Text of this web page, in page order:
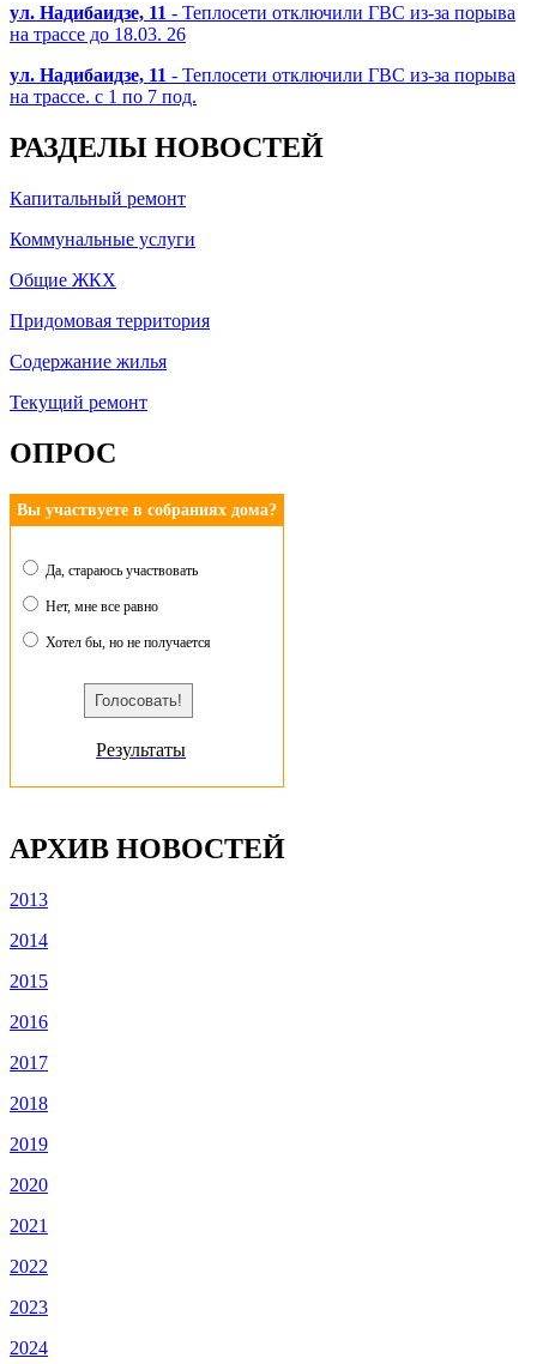
ул. Надибаидзе, 11 - Теплосети отключили ГВС из-за порыва
на трассе до 18.03. 26
ул. Надибаидзе, 11 - Теплосети отключили ГВС из-за порыва
на трассе. с 1 по 7 под.
РАЗДЕЛЫ НОВОСТЕЙ
Капитальный ремонт
Коммунальные услуги
Общие ЖКХ
Придомовая территория
Содержание жилья
Текущий ремонт
ОПРОС
Вы участвуете в собраниях дома?
Да, стараюсь участвовать
Нет, мне все равно
Хотел бы, но не получается
Результаты
АРХИВ НОВОСТЕЙ
2013
2014
2015
2016
2017
2018
2019
2020
2021
2022
2023
2024